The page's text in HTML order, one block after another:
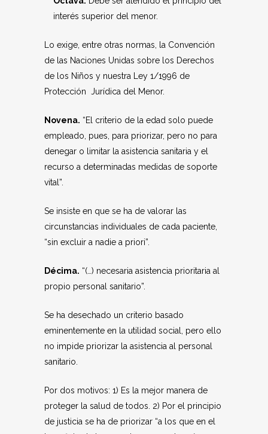
interés superior del menor.
Lo exige, entre otras normas, la Convención
de las Naciones Unidas sobre los Derechos
de los Niños y nuestra Ley 1/1996 de
Protección Jurídica del Menor.
Novena. “El criterio de la edad solo puede
empleado, pues, para priorizar, pero no para
denegar o limitar la asistencia sanitaria y el
recurso a determinadas medidas de soporte
vital”.
Se insiste en que se ha de valorar las
circunstancias individuales de cada paciente,
“sin excluir a nadie a priori”.
Décima. “(…) necesaria asistencia prioritaria al
propio personal sanitario”.
Se ha desechado un criterio basado
eminentemente en la utilidad social, pero ello
no impide priorizar la asistencia al personal
sanitario.
Por dos motivos: 1) Es la mejor manera de
proteger la salud de todos. 2) Por el principio
de justicia se ha de priorizar “a los que en el